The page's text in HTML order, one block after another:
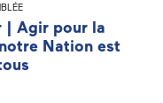
| Agir pour la
Nation est